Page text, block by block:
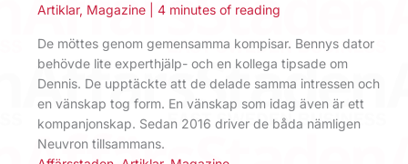
Artiklar, Magazine 4 minutes of reading
De möttes genom gemensamma kompisar. Bennys dator
behövde lite experthjälp- och en kollega tipsade om
Dennis. De upptäckte att de delade samma intressen och
en vänskap tog form. En vänskap som idag även är ett
kompanjonskap. Sedan 2016 driver de båda nämligen
Neuvron tillsammans.